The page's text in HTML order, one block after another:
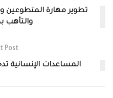
تطوير مهارة المتطوعين
والتأهب
Post
المساعدات